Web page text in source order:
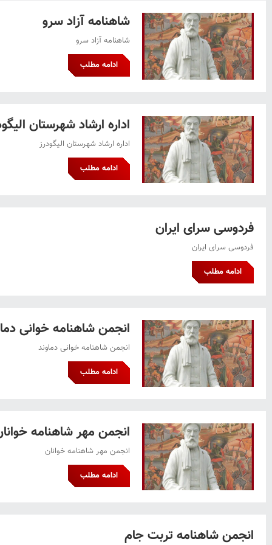
شاهنامه آزاد سرو
شاهنامه آزاد سرو
ادامه مطلب
اداره ارشاد شهرستان
اداره ارشاد شهرستان الیگودرز
ادامه مطلب
فردوسی سرای ایران
فردوسی سرای ایران
ادامه مطلب
انجمن شاهنامه خوانی
انجمن شاهنامه خوانی دماوند
ادامه مطلب
انجمن مهر شاهنامه
انجمن مهر شاهنامه خوانان
ادامه مطلب
انجمن شاهنامه تربت جام